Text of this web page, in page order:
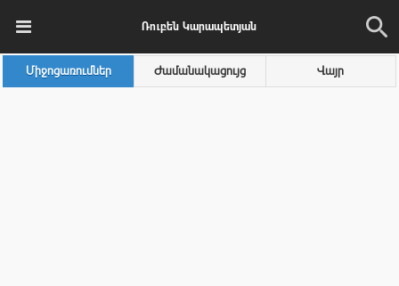
Ռուբեն Կարապետյան
Միջոցառումներ Ժամանակացույց Վայր